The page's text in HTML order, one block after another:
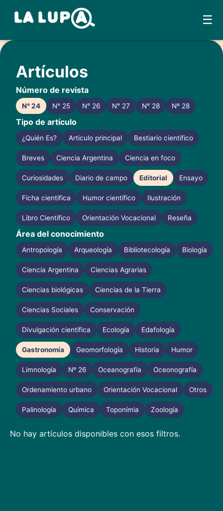
Skip
to
content
☰
Artículos
Número de revista
N° 24 N° 25 N° 26 N° 27 N° 28 Nº 28
Tipo de artículo
¿Quién Es? Articulo principal Bestiario cientifico
Breves Ciencia Argentina Ciencia en foco
Curiosidades Diario de campo Editorial Ensayo
Ficha cientifica Humor científico Ilustración
Libro Científico Orientación Vocacional Reseña
Área del conocimiento
Antropología Arqueología Bibliotecología Biología
Ciencia Argentina Ciencias Agrarias
Ciencias biológicas Ciencias de la Tierra
Ciencias Sociales Conservación
Divulgación científica Ecología Edafología
Gastronomía Geomorfología Historia Humor
Limnología Nº 26 Oceanografía Oceonografía
Ordenamiento urbano Orientación Vocacional Otros
Palinología Química Toponímia Zoología
No hay artículos disponibles con esos filtros.